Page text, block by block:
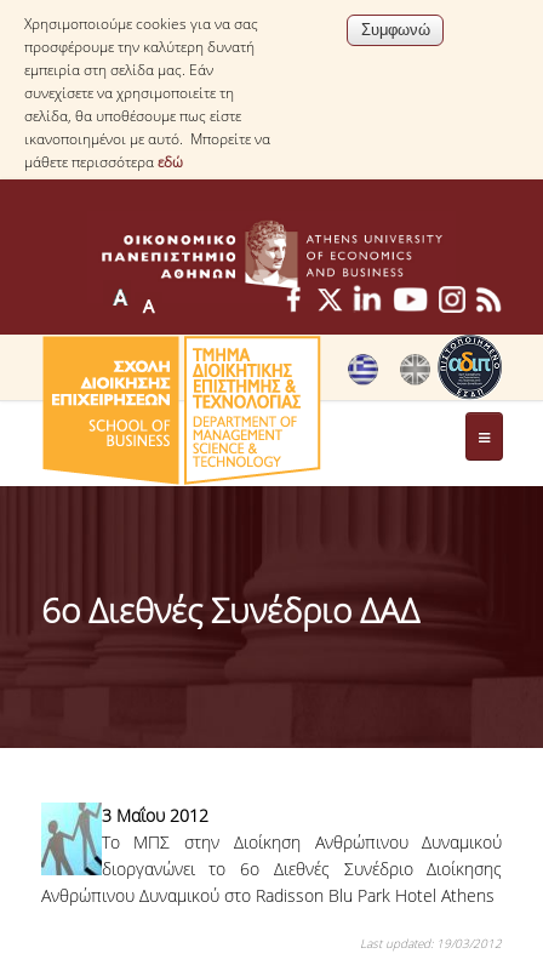
Χρησιμοποιούμε cookies για να σας
προσφέρουμε την καλύτερη δυνατή
εμπειρία στη σελίδα μας. Εάν
συνεχίσετε να χρησιμοποιείτε τη
σελίδα, θα υποθέσουμε πως είστε
ικανοποιημένοι με αυτό. Μπορείτε να
μάθετε περισσότεραεδώ
ΤΟ ΤΜΗΜΑ
ΤΑΥΤΟΤΗΤΑ ΤΟΥ ΤΜΗΜΑΤΟΣ
ΑΠΟΣΤΟΛΗ ΤΟΥ ΤΜΗΜΑΤΟΣ
TESTIMONIALS ΔΙΑΚΡΙΣΕΩΝ
ΕΠΑΓΓΕΛΜΑΤΙΚΕΣ ΠΡΟΟΠΤΙΚΕΣ
6ο Διεθνές Συνέδριο ΔΑΔ
3 Μαΐου 2012
Το ΜΠΣ στην Διοίκηση Ανθρώπινου Δυναμικού
διοργανώνει το 6ο Διεθνές Συνέδριο Διοίκησης
Ανθρώπινου Δυναμικού στο Radisson Blu Park Hotel Athens
Last updated: 19/03/2012